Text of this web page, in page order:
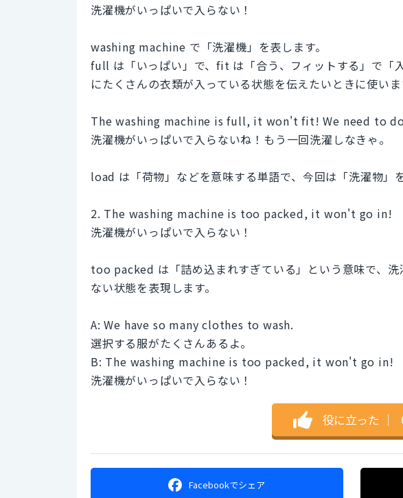
洗濯機がいっぱいで入らない！
washing machine で「洗濯機」を表します。
full は「いっぱい」で、fit は「合う、フィットする」で「
にたくさんの衣類が入っている状態を伝えたいときに使いま
The washing machine is full, it won't fit! We need to
洗濯機がいっぱいで入らないね！もう一回洗濯しなきゃ。
load は「荷物」などを意味する単語で、今回は「洗濯物」を
2. The washing machine is too packed, it won't go in!
洗濯機がいっぱいで入らない！
too packed は「詰め込まれすぎている」という意味で、
ない状態を表現します。
A: We have so many clothes to wash.
選択する服がたくさんあるよ。
B: The washing machine is too packed, it won't go in!
洗濯機がいっぱいで入らない！
役に立った ｜
Facebookでシェア